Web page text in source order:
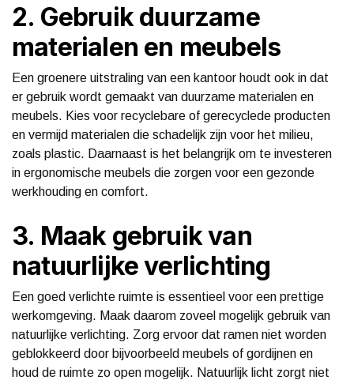
2. Gebruik duurzame
materialen en meubels
Een groenere uitstraling van een kantoor houdt ook in dat
er gebruik wordt gemaakt van duurzame materialen en
meubels. Kies voor recyclebare of gerecyclede producten
en vermijd materialen die schadelijk zijn voor het milieu,
zoals plastic. Daarnaast is het belangrijk om te investeren
in ergonomische meubels die zorgen voor een gezonde
werkhouding en comfort.
3. Maak gebruik van
natuurlijke verlichting
Een goed verlichte ruimte is essentieel voor een prettige
werkomgeving. Maak daarom zoveel mogelijk gebruik van
natuurlijke verlichting. Zorg ervoor dat ramen niet worden
geblokkeerd door bijvoorbeeld meubels of gordijnen en
houd de ruimte zo open mogelijk. Natuurlijk licht zorgt niet